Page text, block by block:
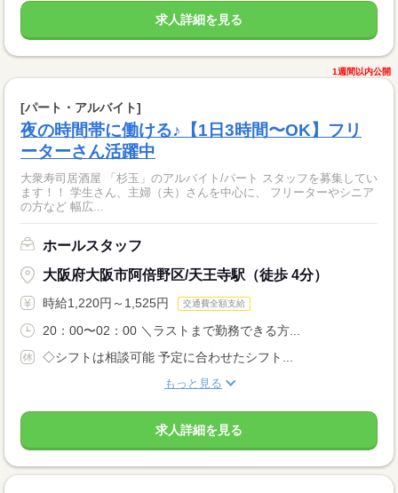
求人詳細を見る
1週間以内公開
[パート・アルバイト]
夜の時間帯に働ける♪【1日3時間〜OK】フリ
ーターさん活躍中
大衆寿司居酒屋 「杉玉」のアルバイト/パート スタッフを募集してい
ます！！ 学生さん、主婦（夫）さんを中心に、 フリーターやシニア
の方など 幅広...
ホールスタッフ
大阪府大阪市阿倍野区/天王寺駅（徒歩 4分）
時給1,220円～1,525円 交通費全額支給
20：00〜02：00 ＼ラストまで勤務できる方...
◇シフトは相談可能 予定に合わせたシフト...
もっと見る
求人詳細を見る